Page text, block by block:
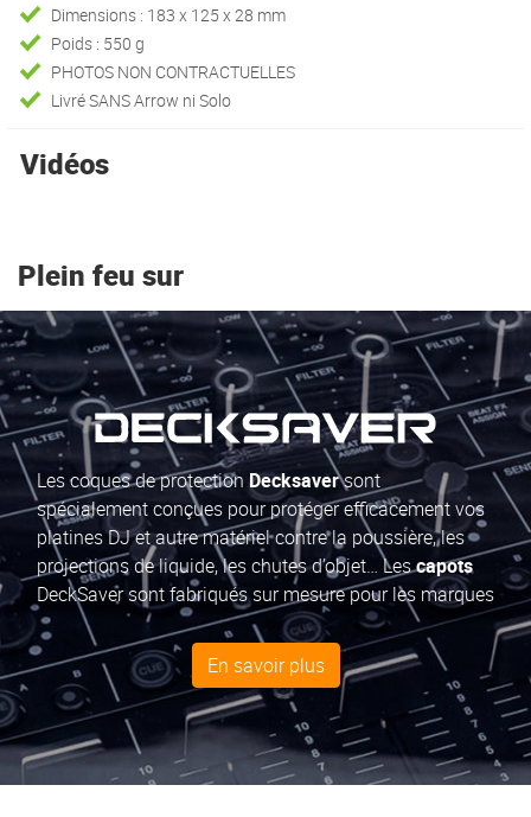
Dimensions : 183 x 125 x 28 mm
Poids : 550 g
PHOTOS NON CONTRACTUELLES
Livré SANS Arrow ni Solo
Vidéos
Plein feu sur
Les coques de protection Decksaversont
spécialement conçues pour protéger efficacement vos
platines DJ et autre matériel contre la poussière, les
projections de liquide, les chutes d’objet… Lescapots
DeckSaver sont fabriqués sur mesure pour les marques
les plus prestigieuses (Pioneer, Denon, Allen & Heath,
Rane...).
En savoir plus